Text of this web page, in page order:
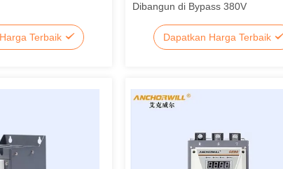
Terbaik
Dibangun di Bypass 380V
Dapatkan Harga Terbaik